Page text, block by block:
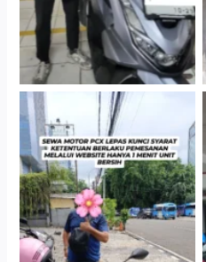
Antar Jemput Kendaraan